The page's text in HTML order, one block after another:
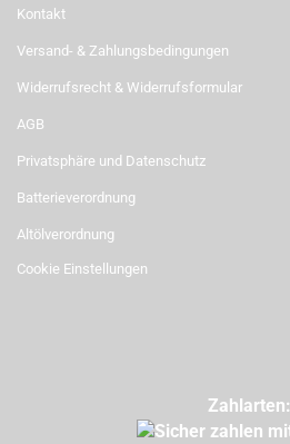
Kontakt
Versand- & Zahlungsbedingungen
Widerrufsrecht & Widerrufsformular
AGB
Privatsphäre und Datenschutz
Batterieverordnung
Altölverordnung
Cookie Einstellungen
Zahlarten: